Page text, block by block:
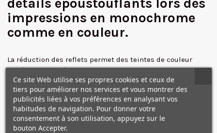
impressions en monochrome
comme en couleur.
La réduction des reflets permet des teintes de couleur
extrêmement précises.
Compatibilité
SureColor SC-P6000 STD
SureColor SC-P6000 STD Spectro
Ce site Web utilise ses propres cookies et ceux de
tiers pour améliorer nos services et vous montrer des
publicités liées à vos préférences en analysant vos
habitudes de navigation. Pour donner votre
consentement à son utilisation, appuyez sur le
bouton Accepter.